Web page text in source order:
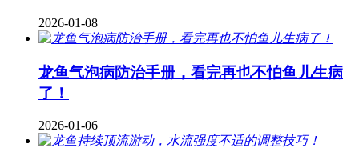
2026-01-08
龙鱼气泡病防治手册，看完再也不怕鱼儿生病
了！
2026-01-06